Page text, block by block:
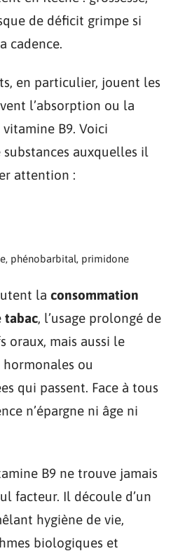
de déficit grimpe si
cadence.
en particulier, jouent les
l’absorption ou la
B9. Voici
auxquelles il
attention :
phénobarbital, primidone
la consommation
tabac, l’usage prolongé de
oraux, mais aussi le
hormonales ou
qui passent. Face à tous
n’épargne ni âge ni
B9 ne trouve jamais
facteur. Il découle d’un
hygiène de vie,
biologiques et